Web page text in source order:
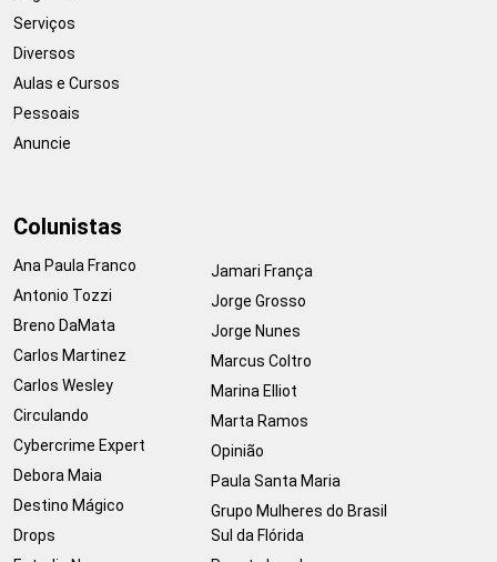
Serviços
Diversos
Aulas e Cursos
Pessoais
Anuncie
Colunistas
Ana Paula Franco
Antonio Tozzi
Breno DaMata
Carlos Martinez
Carlos Wesley
Circulando
Cybercrime Expert
Debora Maia
Destino Mágico
Drops
Jamari França
Jorge Grosso
Jorge Nunes
Marcus Coltro
Marina Elliot
Marta Ramos
Opinião
Paula Santa Maria
Grupo Mulheres do Brasil
Sul da Flórida